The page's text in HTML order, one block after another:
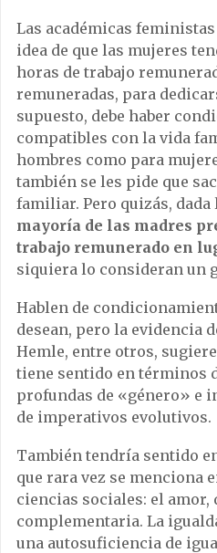
Las académicas
idea de que las mujeres
horas de trabajo
remuneradas, para
supuesto, debe haber
compatibles con la vida
hombres como para
también se les pide que
familiar. Pero quizás,
mayoría de las madres
trabajo remunerado en
siquiera lo consideran un
Hablen de
desean, pero la evidencia
Hemle, entre otros,
tiene sentido en términos
profundas de «género» e
de imperativos evolutivos.
También tendría sentido
que rara vez se menciona
ciencias sociales: el amor,
complementaria. La
una autosuficiencia de